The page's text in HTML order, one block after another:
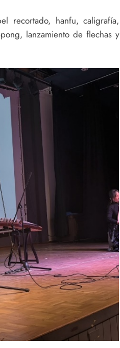
recortado, hanfu, caligrafía,
lanzamiento de flechas y